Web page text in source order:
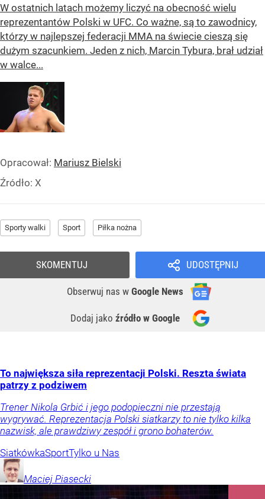
W ostatnich latach możemy liczyć na obecność wielu
reprezentantów Polski w UFC. Co ważne, są to zawodnicy,
którzy w najlepszej federacji MMA na świecie cieszą się
dużym szacunkiem. Jeden z nich, Marcin Tybura, brał udział
w walce...
Opracował: Mariusz Bielski
Źródło: X
Sporty walki Sport Piłka nożna
UDOSTĘPNIJ
Obserwuj nas w Google News
Dodaj jako źródło w Google
SKOMENTUJ
To największa siła reprezentacji Polski. Reszta świata
patrzy z podziwem
Trener Nikola Grbić i jego podopieczni nie przestają
wygrywać. Reprezentacja Polski siatkarzy to nie tylko kilka
nazwisk, ale prawdziwy zespół i grono bohaterów.
SiatkówkaSportTylko u Nas
Maciej Piasecki